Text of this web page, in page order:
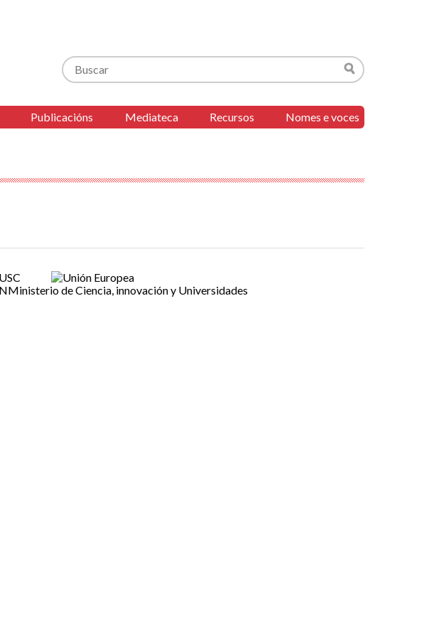
Buscar
Buscar
Publicacións Mediateca Recursos Nomes e voces